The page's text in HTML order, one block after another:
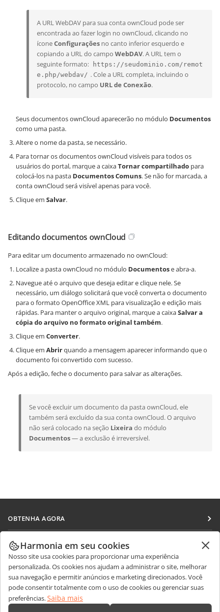
A URL WebDAV para sua conta ownCloud pode ser
encontrada ao fazer login no ownCloud, clicando no
íconeConfigurações no canto inferior esquerdo e
copiando a URL do campo WebDAV. A URL tem o
seguinte formato:
https://seudominio.com/remot
e.php/webdav/ . Cole a URL completa, incluindo o
protocolo, no campo URL de Conexão.
Seus documentos ownCloud aparecerão no módulo Documentos
como uma pasta.
Altere o nome da pasta, se necessário.
Para tornar os documentos ownCloud visíveis para todos os
usuários do portal, marque a caixaTornar compartilhado para
colocá-los na pasta Documentos Comuns. Se não for marcada, a
conta ownCloud será visível apenas para você.
Clique em Salvar.
Editando documentos ownCloud
Para editar um documento armazenado no ownCloud:
Localize a pasta ownCloud no módulo Documentose abra-a.
Navegue até o arquivo que deseja editar e clique nele. Se
necessário, um diálogo solicitará que você converta o documento
para o formato OpenOffice XML para visualização e edição mais
rápidas. Para manter o arquivo original, marque a caixaSalvar a
cópia do arquivo no formato original também.
Clique em Converter.
Clique em Abrirquando a mensagem aparecer informando que o
documento foi convertido com sucesso.
Após a edição, feche o documento para salvar as alterações.
Se você excluir um documento da pasta ownCloud, ele
também será excluído da sua conta ownCloud. O arquivo
não será colocado na seção Lixeira do módulo
Documentos— a exclusão é irreversível.
OBTENHA AGORA
Docs
DocSpace
Workspace
Conectores
Aplicativos para desktop
COLABORAR
Para colaboradores
Para tradutores
Para influenciadores
Vagas
RECEBA NOTÍCIAS
Blog
OBTER AJUDA
Fórum
Harmonia em seu cookies
Nosso site usa cookies para proporcionar uma experiência
personalizada. Os cookies nos ajudam a administrar o site, melhorar
sua navegação e permitir anúncios e marketing direcionados. Você
pode consentir totalmente com o uso de cookies ou gerenciar suas
preferências.Saiba mais